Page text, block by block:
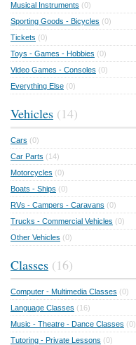
Musical Instruments (0)
Sporting Goods - Bicycles (0)
Tickets (0)
Toys - Games - Hobbies (0)
Video Games - Consoles (0)
Everything Else (0)
Vehicles (14)
Cars (0)
Car Parts (14)
Motorcycles (0)
Boats - Ships (0)
RVs - Campers - Caravans (0)
Trucks - Commercial Vehicles (0)
Other Vehicles (0)
Classes (16)
Computer - Multimedia Classes (0)
Language Classes (16)
Music - Theatre - Dance Classes (0)
Tutoring - Private Lessons (0)